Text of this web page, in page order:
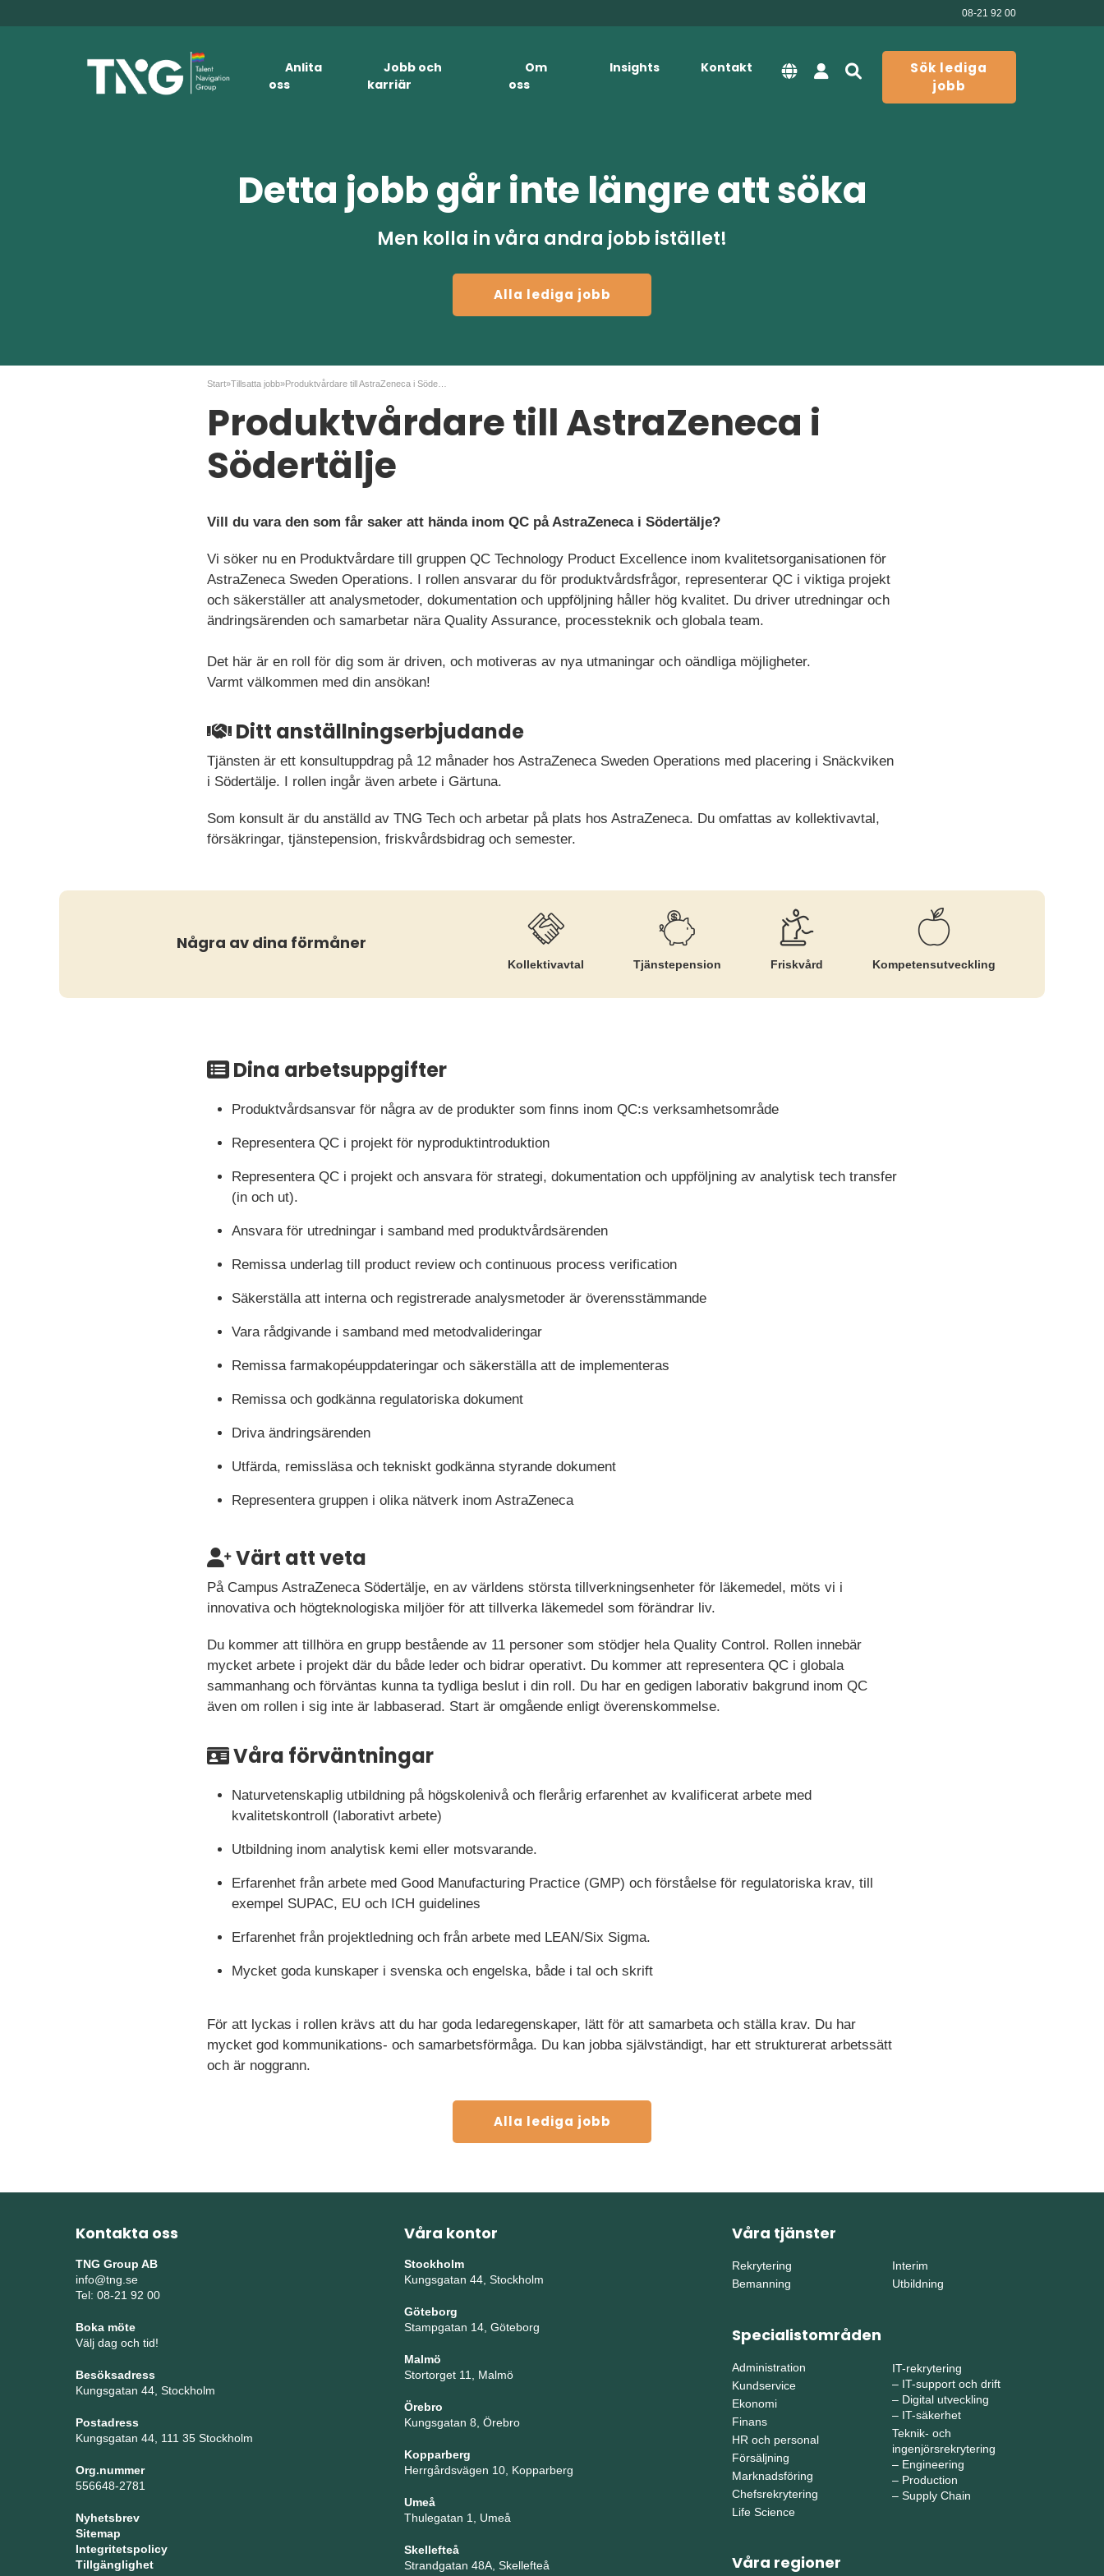
08-21 92 00
Anlita
oss
Jobb och
karriär
Om
oss
Insights Kontakt
Sök lediga
jobb
Detta jobb går inte längre att söka
Men kolla in våra andra jobb istället!
Alla lediga jobb
Start»Tillsatta jobb»
Produktvårdare till AstraZeneca i
Södertälje
Vill du vara den som får saker att hända inom QC på AstraZeneca i Södertälje?
Vi söker nu en Produktvårdare till gruppen QC Technology Product Excellence inom kvalitetsorganisationen för
AstraZeneca Sweden Operations. I rollen ansvarar du för produktvårdsfrågor, representerar QC i viktiga projekt
och säkerställer att analysmetoder, dokumentation och uppföljning håller hög kvalitet. Du driver utredningar och
ändringsärenden och samarbetar nära Quality Assurance, processteknik och globala team.
Det här är en roll för dig som är driven, och motiveras av nya utmaningar och oändliga möjligheter.
Varmt välkommen med din ansökan!
Ditt anställningserbjudande
Tjänsten är ett konsultuppdrag på 12 månader hos AstraZeneca Sweden Operations med placering i Snäckviken
i Södertälje. I rollen ingår även arbete i Gärtuna.
Som konsult är du anställd av TNG Tech och arbetar på plats hos AstraZeneca. Du omfattas av kollektivavtal,
försäkringar, tjänstepension, friskvårdsbidrag och semester.
Några av dina förmåner
Kollektiv­avtal Tjänste­pension Friskvård Kompetens­utveckling
Dina arbetsuppgifter
Produktvårdsansvar för några av de produkter som finns inom QC:s verksamhetsområde
Representera QC i projekt för nyproduktintroduktion
Representera QC i projekt och ansvara för strategi, dokumentation och uppföljning av analytisk tech transfer
(in och ut).
Ansvara för utredningar i samband med produktvårdsärenden
Remissa underlag till product review och continuous process verification
Säkerställa att interna och registrerade analysmetoder är överensstämmande
Vara rådgivande i samband med metodvalideringar
Remissa farmakopéuppdateringar och säkerställa att de implementeras
Remissa och godkänna regulatoriska dokument
Driva ändringsärenden
Utfärda, remissläsa och tekniskt godkänna styrande dokument
Representera gruppen i olika nätverk inom AstraZeneca
Värt att veta
På Campus AstraZeneca Södertälje, en av världens största tillverkningsenheter för läkemedel, möts vi i
innovativa och högteknologiska miljöer för att tillverka läkemedel som förändrar liv.
Du kommer att tillhöra en grupp bestående av 11 personer som stödjer hela Quality Control. Rollen innebär
mycket arbete i projekt där du både leder och bidrar operativt. Du kommer att representera QC i globala
sammanhang och förväntas kunna ta tydliga beslut i din roll. Du har en gedigen laborativ bakgrund inom QC
även om rollen i sig inte är labbaserad. Start är omgående enligt överenskommelse.
Våra förväntningar
Naturvetenskaplig utbildning på högskolenivå och flerårig erfarenhet av kvalificerat arbete med
kvalitetskontroll (laborativt arbete)
Utbildning inom analytisk kemi eller motsvarande.
Erfarenhet från arbete med Good Manufacturing Practice (GMP) och förståelse för regulatoriska krav, till
exempel SUPAC, EU och ICH guidelines
Erfarenhet från projektledning och från arbete med LEAN/Six Sigma.
Mycket goda kunskaper i svenska och engelska, både i tal och skrift
För att lyckas i rollen krävs att du har goda ledaregenskaper, lätt för att samarbeta och ställa krav. Du har
mycket god kommunikations- och samarbetsförmåga. Du kan jobba självständigt, har ett strukturerat arbetssätt
och är noggrann.
Alla lediga jobb
Kontakta oss
TNG Group AB
info@tng.se
Tel: 08-21 92 00
Boka möte
Välj dag och tid!
Besöksadress
Kungsgatan 44, Stockholm
Postadress
Kungsgatan 44, 111 35 Stockholm
Org.nummer
556648-2781
Nyhetsbrev
Sitemap
Integritetspolicy
Tillgänglighet
Våra kontor
Stockholm
Kungsgatan 44, Stockholm
Göteborg
Stampgatan 14, Göteborg
Malmö
Stortorget 11, Malmö
Örebro
Kungsgatan 8, Örebro
Kopparberg
Herrgårdsvägen 10, Kopparberg
Umeå
Thulegatan 1, Umeå
Skellefteå
Strandgatan 48A, Skellefteå
Våra tjänster
Rekrytering
Bemanning
Interim
Utbildning
Specialistområden
Administration
Kundservice
Ekonomi
Finans
HR och personal
Försäljning
Marknadsföring
Chefsrekrytering
Life Science
IT-rekrytering
– IT-support och drift
– Digital utveckling
– IT-säkerhet
Teknik- och
ingenjörsrekrytering
– Engineering
– Production
– Supply Chain
Våra regioner